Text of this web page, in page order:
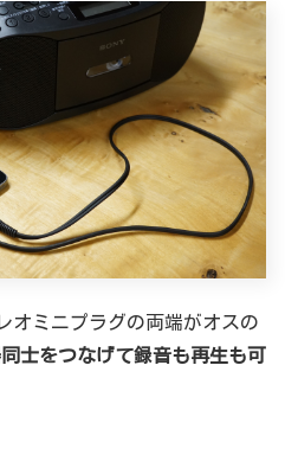
オミニプラグの両端がオスの
士をつなげて録音も再生も可